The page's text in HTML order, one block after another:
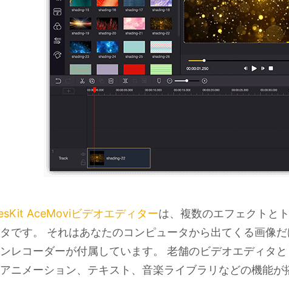
AceMoviビデオエディターは、複数のエフェクトと
です。 それはあなたのコンピュータから出てくる画像
レコーダーが付属しています。 老舗のビデオエディタ
ニメーション、テキスト、音楽ライブラリなどの機能